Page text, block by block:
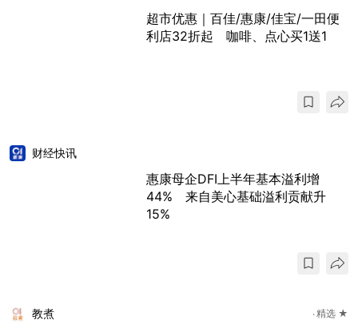
超市优惠｜百佳/惠康/佳宝/一田便
利店32折起 咖啡、点心买1送1
财经快讯
惠康母企DFI上半年基本溢利增
44% 来自美心基础溢利贡献升
15%
教煮 精选 ★